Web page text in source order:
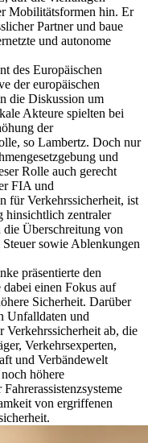
Mobilitätsformen hin. Er
Partner und baue
und autonome
des Europäischen
der europäischen
die Diskussion um
Akteure spielten bei
der
so Lambertz. Doch nur
und
Rolle auch gerecht
FIA und
für Verkehrssicherheit, ist
hinsichtlich zentraler
Überschreitung von
sowie Ablenkungen
präsentierte den
einen Fokus auf
Sicherheit. Darüber
Unfalldaten und
Verkehrssicherheit ab, die
Verkehrsexperten,
und Verbändewelt
höhere
von ergriffenen